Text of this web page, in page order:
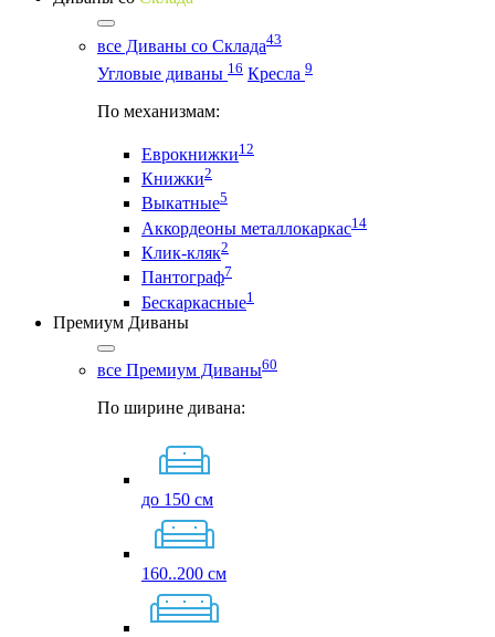
все Диваны со Склада43
Угловые диваны 16 Кресла 9
По механизмам:
Еврокнижки12
Книжки2
Выкатные5
Аккордеоны металлокаркас14
Клик-кляк2
Пантограф7
Бескаркасные1
Премиум Диваны
все Премиум Диваны60
По ширине дивана:
до 150 см
160..200 см